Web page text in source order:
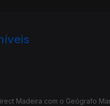
Marco Teles. Temas: Financiamento humanitário da UE à